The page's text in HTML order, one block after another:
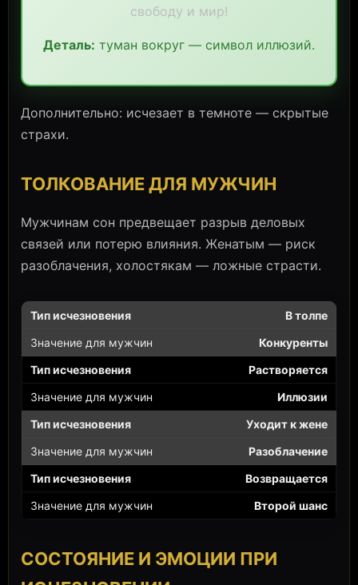
свободу и мир!
Деталь: туман вокруг — символ иллюзий.
Дополнительно: исчезает в темноте — скрытые
страхи.
ТОЛКОВАНИЕ ДЛЯ МУЖЧИН
Мужчинам сон предвещает разрыв деловых
связей или потерю влияния. Женатым — риск
разоблачения, холостякам — ложные страсти.
В толпе
Конкуренты
Растворяется
Иллюзии
Уходит к жене
Разоблачение
Возвращается
Второй шанс
СОСТОЯНИЕ И ЭМОЦИИ ПРИ